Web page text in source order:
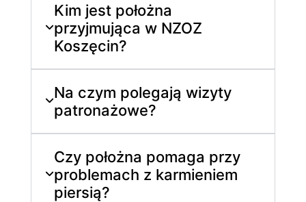
Kim jest położna
przyjmująca w NZOZ
Koszęcin?
Na czym polegają wizyty
patronażowe?
Czy położna pomaga przy
problemach z karmieniem
piersią?